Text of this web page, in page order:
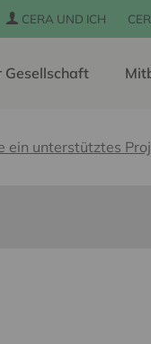
CERA UND ICH
Gesellschaft
ein unterstütztes